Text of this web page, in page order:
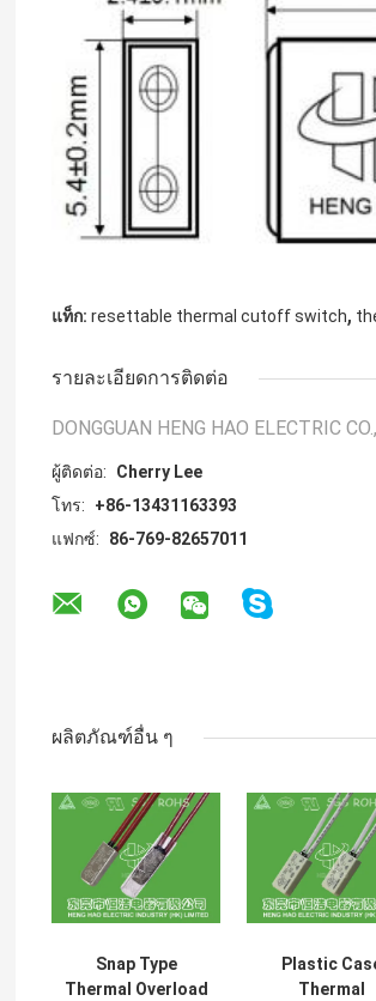
แท็ก: resettable thermal cutoff switch,
รายละเอียดการติดต่อ
DONGGUAN HENG HAO ELECTRIC
ผู้ติดต่อ:
Cherry Lee
โทร:
+86-13431163393
แฟกซ์:
86-769-82657011
ผลิตภัณฑ์อื่น ๆ
Snap Type
Thermal Overload
Plastic
Thermal